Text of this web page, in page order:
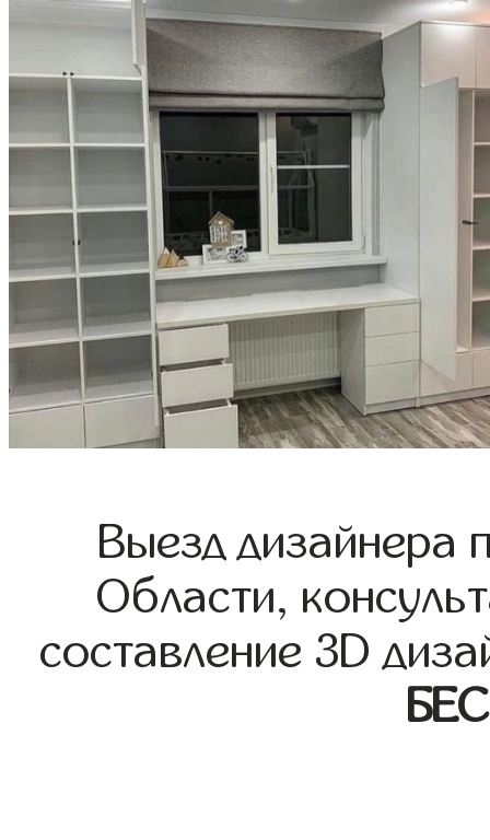
Выезд дизайнера
Области,
составление 3D